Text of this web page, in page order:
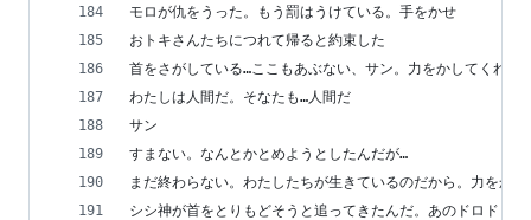
モロが仇をうった。もう罰はうけている。手をかせ
おトキさんたちにつれて帰ると約束した
首をさがしている…ここもあぶない、サン。力をかしてくれ
わたしは人間だ。そなたも…人間だ
サン
すまない。なんとかとめようとしたんだが…
まだ終わらない。わたしたちが生きているのだから。力をか
シシ神が首をとりもどそうと追ってきたんだ。あのドロドロ